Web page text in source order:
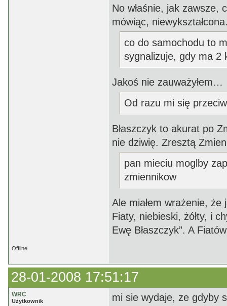
No właśnie, jak zawsze,
mówiąc,
co do samochodu to
sygnalizuje, gdy ma 2
Jakoś nie zauważyłem…
Od razu mi się
Błaszczyk to akurat po
nie dziwię. Zresztą
pan mieciu moglby
zmiennikow
Ale miałem wrażenie,
Fiaty, niebieski, żółty, i
Ewę Błaszczyk”. A
Offline
28-01-2008 17:51:17
WRC
Użytkownik
mi sie wydaje, ze gdyby